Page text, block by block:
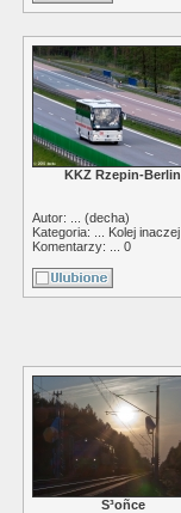
KKZ Rzepin-Berlin
Autor: ... (decha)
Kategoria: ... Kolej inaczej
Komentarzy: ... 0
S³oñce